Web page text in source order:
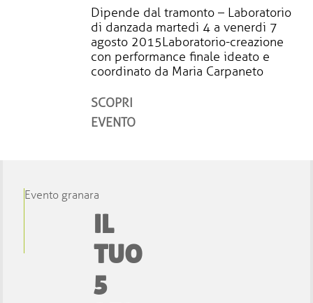
Dipende dal tramonto – Laboratorio
di danzada martedi 4 a venerdi 7
agosto 2015Laboratorio-creazione
con performance finale ideato e
coordinato da Maria Carpaneto
SCOPRI
EVENTO
Evento granara
IL
TUO
5